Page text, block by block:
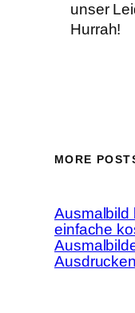
unser
Hurrah!
MORE
Ausmalbild
einfache
Ausdrucken